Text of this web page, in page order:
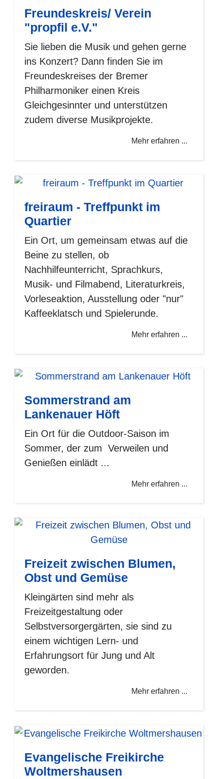
Freundeskreis/ Verein
"propfil e.V."
Sie lieben die Musik und gehen gerne
ins Konzert? Dann finden Sie im
Freundeskreises der Bremer
Philharmoniker einen Kreis
Gleichgesinnter und unterstützen
zudem diverse Musikprojekte.
Mehr erfahren ...
freiraum - Treffpunkt im
Quartier
Ein Ort, um gemeinsam etwas auf die
Beine zu stellen, ob
Nachhilfeunterricht, Sprachkurs,
Musik- und Filmabend, Literaturkreis,
Vorleseaktion, Ausstellung oder "nur"
Kaffeeklatsch und Spielerunde.
Mehr erfahren ...
Sommerstrand am
Lankenauer Höft
Ein Ort für die Outdoor-Saison im
Sommer, der zum Verweilen und
Genießen einlädt ...
Mehr erfahren ...
Freizeit zwischen Blumen,
Obst und Gemüse
Kleingärten sind mehr als
Freizeitgestaltung oder
Selbstversorgergärten, sie sind zu
einem wichtigen Lern- und
Erfahrungsort für Jung und Alt
geworden.
Mehr erfahren ...
Evangelische Freikirche
Woltmershausen